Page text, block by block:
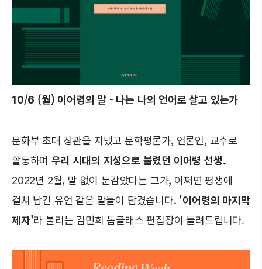
10/6 (월) 이어령의 말 - 나는 나의 언어로 살고 있는가
문화부 초대 장관을 지냈고 문학평론가, 언론인, 교수로
활동하며 우리 시대의 지성으로 불렸던 이어령 선생.
2022년 2월, 말 없이 눈감았다는 그가, 어쩌면 평생에
걸쳐 남긴 유언 같은 말들이 담겼습니다. '이어령의 마지막
제자'라 불리는 김민희 톱클래스 편집장이 들려드립니다.